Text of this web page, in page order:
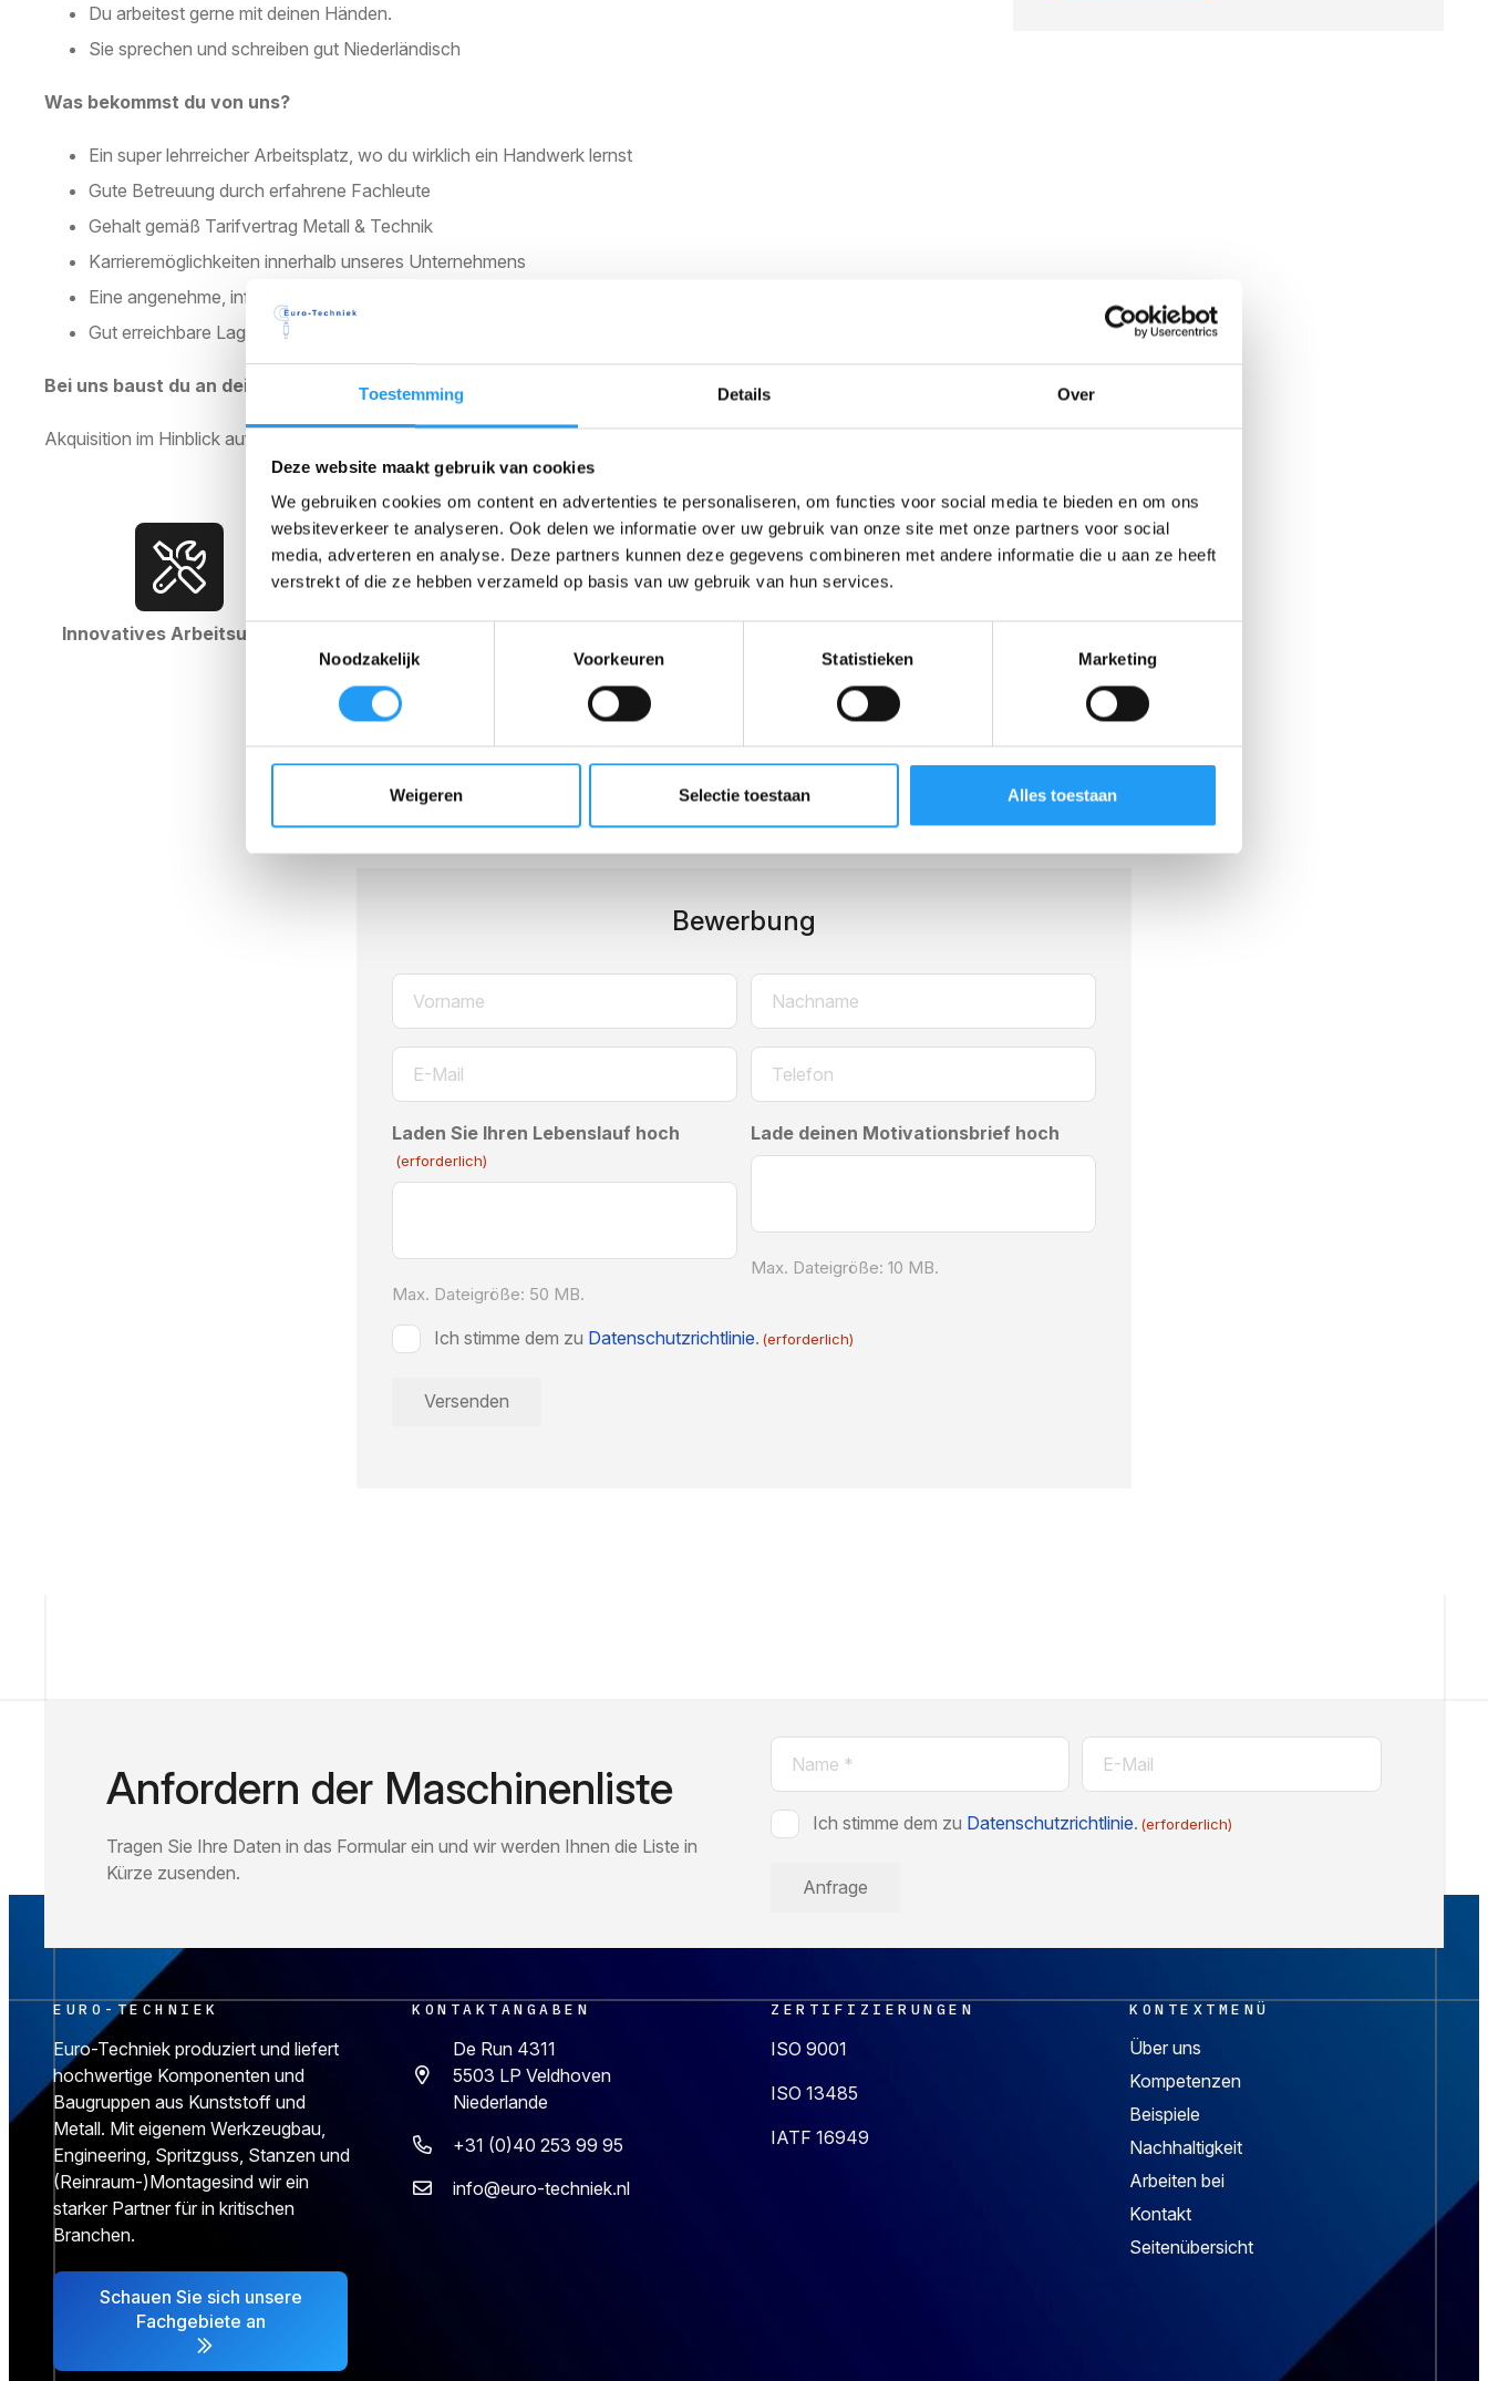
Toestemming Details Over
Deze website maakt gebruik van cookies
We gebruiken cookies om content en advertenties te personaliseren, om functies voor social media te bieden en om ons
websiteverkeer te analyseren. Ook delen we informatie over uw gebruik van onze site met onze partners voor social
media, adverteren en analyse. Deze partners kunnen deze gegevens combineren met andere informatie die u aan ze heeft
verstrekt of die ze hebben verzameld op basis van uw gebruik van hun services.
Toestemmingsselectie
Noodzakelijk
Voorkeuren Statistieken Marketing
Weigeren Selectie toestaan Alles toestaan
Du arbeitest gerne mit deinen Händen.
Sie sprechen und schreiben gut Niederländisch
Was bekommst du von uns?
Ein super lehrreicher Arbeitsplatz, wo du wirklich ein Handwerk lernst
Gute Betreuung durch erfahrene Fachleute
Gehalt gemäß Tarifvertrag Metall & Technik
Karrieremöglichkeiten innerhalb unseres Unternehmens
Eine angenehme, informelle Arbeitsatmosphäre
Gut erreichbare Lage in Veldhoven (bei A2/A67)
Bei uns baust du an deiner Zukunft in der Technik.
Akquisition im Hinblick auf diese Stellenausschreibung wird nicht geschätzt.
Innovatives Arbeitsumfeld
Bewerbung
Name
(erforderlich)
Erste Zuletzt
E-
Mail
(erforderlich)
Telefon
(erforderlich)
Laden Sie Ihren Lebenslauf hoch
(erforderlich)
Max. Dateigröße: 50 MB.
Lade deinen Motivationsbrief hoch
Max. Dateigröße: 10 MB.
Zustimmung
Ich stimme dem zu Datenschutzrichtlinie. (erforderlich)
Anfordern der Maschinenliste
Tragen Sie Ihre Daten in das Formular ein und wir werden Ihnen die Liste in
Kürze zusenden.
Name
(erforderlich)
E-
Mail
Zustimmung
Ich stimme dem zu Datenschutzrichtlinie. (erforderlich)
EURO-TECHNIEK
Euro-Techniek produziert und liefert
hochwertige Komponenten und
Baugruppen aus Kunststoff und
Metall. Mit eigenem Werkzeugbau,
Engineering, Spritzguss, Stanzen und
(Reinraum-)Montagesind wir ein
starker Partner für in kritischen
Branchen.
Schauen Sie sich unsere
Fachgebiete an
KONTAKTANGABEN
De Run 4311
5503 LP Veldhoven
Niederlande
+31 (0)40 253 99 95
info@euro-techniek.nl
ZERTIFIZIERUNGEN
ISO 9001
ISO 13485
IATF 16949
KONTEXTMENÜ
Über uns
Kompetenzen
Beispiele
Nachhaltigkeit
Arbeiten bei
Kontakt
Seitenübersicht